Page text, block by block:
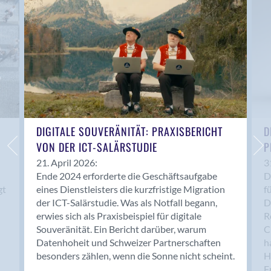
Anwil
Appenzell
Au SG
Baar
Baden
Balsthal
Balzers
Basel
Bassersdorf
Belp
Bendern
Benken (SG)
Bergdietikon
Berlin
Bern
Bern - Liebefeld
DIGITALE SOUVERÄNITÄT: PRAXISBERICHT
VON DER ICT-SALÄRSTUDIE
21. April 2026:
Ende 2024 erforderte die Geschäftsaufgabe
eines Dienstleisters die kurzfristige Migration
der ICT-Salärstudie. Was als Notfall begann,
erwies sich als Praxisbeispiel für digitale
Souveränität. Ein Bericht darüber, warum
Datenhoheit und Schweizer Partnerschaften
besonders zählen, wenn die Sonne nicht scheint.